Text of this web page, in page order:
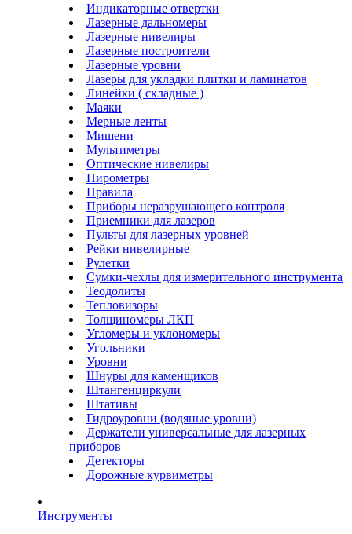
Индикаторные отвертки
Лазерные дальномеры
Лазерные нивелиры
Лазерные построители
Лазерные уровни
Лазеры для укладки плитки и ламинатов
Линейки ( складные )
Маяки
Мерные ленты
Мишени
Мультиметры
Оптические нивелиры
Пирометры
Правила
Приборы неразрушающего контроля
Приемники для лазеров
Пульты для лазерных уровней
Рейки нивелирные
Рулетки
Сумки-чехлы для измерительного инструмента
Теодолиты
Тепловизоры
Толщиномеры ЛКП
Угломеры и уклономеры
Угольники
Уровни
Шнуры для каменщиков
Штангенциркули
Штативы
Гидроуровни (водяные уровни)
Держатели универсальные для лазерных
приборов
Детекторы
Дорожные курвиметры
Инструменты